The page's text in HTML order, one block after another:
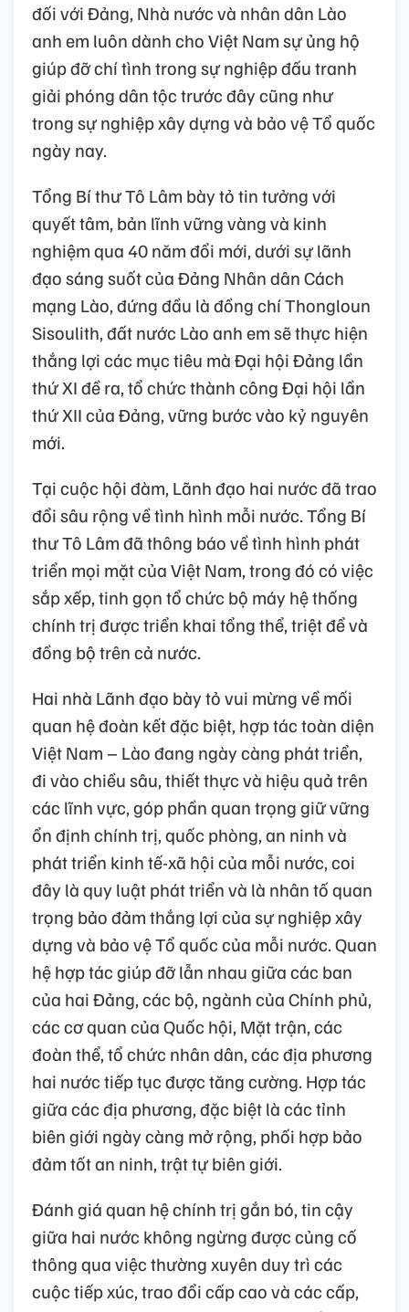
đối với Đảng, Nhà nước và nhân dân Lào
anh em luôn dành cho Việt Nam sự ủng hộ
giúp đỡ chí tình trong sự nghiệp đấu tranh
giải phóng dân tộc trước đây cũng như
trong sự nghiệp xây dựng và bảo vệ Tổ quốc
ngày nay.
Tổng Bí thư Tô Lâm bày tỏ tin tưởng với
quyết tâm, bản lĩnh vững vàng và kinh
nghiệm qua 40 năm đổi mới, dưới sự lãnh
đạo sáng suốt của Đảng Nhân dân Cách
mạng Lào, đứng đầu là đồng chí Thongloun
Sisoulith, đất nước Lào anh em sẽ thực hiện
thắng lợi các mục tiêu mà Đại hội Đảng lần
thứ XI đề ra, tổ chức thành công Đại hội lần
thứ XII của Đảng, vững bước vào kỷ nguyên
mới.
Tại cuộc hội đàm, Lãnh đạo hai nước đã trao
đổi sâu rộng về tình hình mỗi nước. Tổng Bí
thư Tô Lâm đã thông báo về tình hình phát
triển mọi mặt của Việt Nam, trong đó có việc
sắp xếp, tinh gọn tổ chức bộ máy hệ thống
chính trị được triển khai tổng thể, triệt để và
đồng bộ trên cả nước.
Hai nhà Lãnh đạo bày tỏ vui mừng về mối
quan hệ đoàn kết đặc biệt, hợp tác toàn diện
Việt Nam – Lào đang ngày càng phát triển,
đi vào chiều sâu, thiết thực và hiệu quả trên
các lĩnh vực, góp phần quan trọng giữ vững
ổn định chính trị, quốc phòng, an ninh và
phát triển kinh tế-xã hội của mỗi nước, coi
đây là quy luật phát triển và là nhân tố quan
trọng bảo đảm thắng lợi của sự nghiệp xây
dựng và bảo vệ Tổ quốc của mỗi nước. Quan
hệ hợp tác giúp đỡ lẫn nhau giữa các ban
của hai Đảng, các bộ, ngành của Chính phủ,
các cơ quan của Quốc hội, Mặt trận, các
đoàn thể, tổ chức nhân dân, các địa phương
hai nước tiếp tục được tăng cường. Hợp tác
giữa các địa phương, đặc biệt là các tỉnh
biên giới ngày càng mở rộng, phối hợp bảo
đảm tốt an ninh, trật tự biên giới.
Đánh giá quan hệ chính trị gắn bó, tin cậy
giữa hai nước không ngừng được củng cố
thông qua việc thường xuyên duy trì các
cuộc tiếp xúc, trao đổi cấp cao và các cấp,